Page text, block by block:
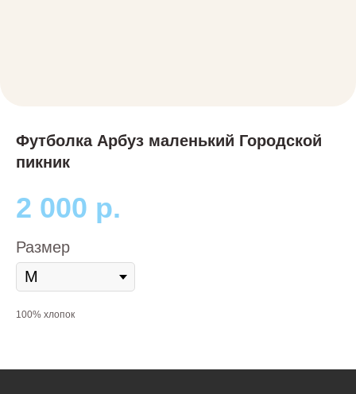
Футболка Арбуз маленький Городской
пикник
2 000 р.
Размер
100% хлопок